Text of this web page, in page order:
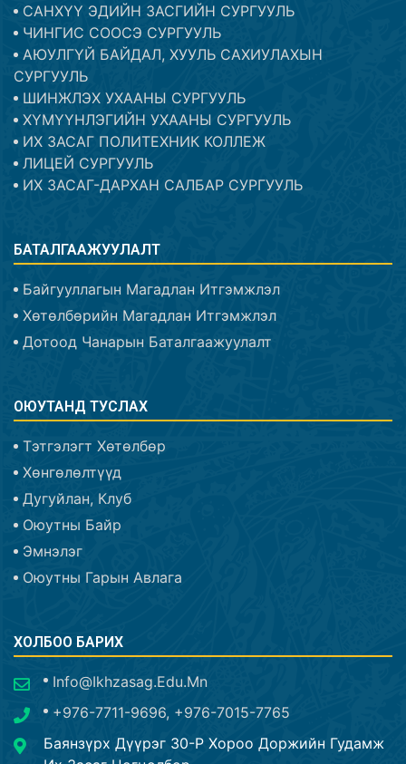
САНХҮҮ ЭДИЙН ЗАСГИЙН СУРГУУЛЬ
ЧИНГИС СООСЭ СУРГУУЛЬ
АЮУЛГҮЙ БАЙДАЛ, ХУУЛЬ САХИУЛАХЫН
СУРГУУЛЬ
ШИНЖЛЭХ УХААНЫ СУРГУУЛЬ
ХҮМҮҮНЛЭГИЙН УХААНЫ СУРГУУЛЬ
ИХ ЗАСАГ ПОЛИТЕХНИК КОЛЛЕЖ
ЛИЦЕЙ СУРГУУЛЬ
ИХ ЗАСАГ-ДАРХАН САЛБАР СУРГУУЛЬ
БАТАЛГААЖУУЛАЛТ
Байгууллагын Магадлан Итгэмжлэл
Хөтөлбөрийн Магадлан Итгэмжлэл
Дотоод Чанарын Баталгаажуулалт
ОЮУТАНД ТУСЛАХ
Тэтгэлэгт Хөтөлбөр
Хөнгөлөлтүүд
Дугуйлан, Клуб
Оюутны Байр
Эмнэлэг
Оюутны Гарын Авлага
ХОЛБОО БАРИХ
Info@ikhzasag.edu.mn
+976-7711-9696, +976-7015-7765
Баянзүрх Дүүрэг 30-Р Хороо Доржийн Гудамж